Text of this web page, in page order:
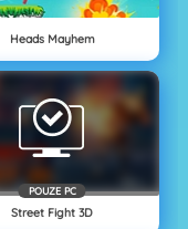
Heads Mayhem
POUZE PC
Street Fight 3D